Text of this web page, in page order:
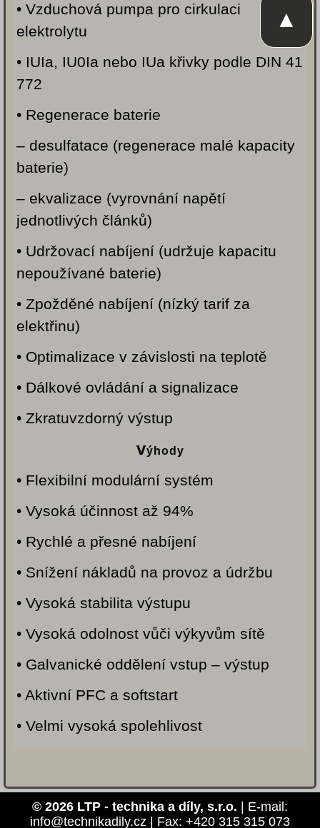
• Vzduchová pumpa pro cirkulaci
elektrolytu
• IUIa, IU0Ia nebo IUa křivky podle DIN 41
772
• Regenerace baterie
– desulfatace (regenerace malé kapacity
baterie)
– ekvalizace (vyrovnání napětí
jednotlivých článků)
• Udržovací nabíjení (udržuje kapacitu
nepoužívané baterie)
• Zpožděné nabíjení (nízký tarif za
elektřinu)
• Optimalizace v závislosti na teplotě
• Dálkové ovládání a signalizace
• Zkratuvzdorný výstup
výhody
• Flexibilní modulární systém
• Vysoká účinnost až 94%
• Rychlé a přesné nabíjení
• Snížení nákladů na provoz a údržbu
• Vysoká stabilita výstupu
• Vysoká odolnost vůči výkyvům sítě
• Galvanické oddělení vstup – výstup
• Aktivní PFC a softstart
• Velmi vysoká spolehlivost
© 2026 LTP - technika a díly, s.r.o. | E-mail:
info@technikadily.cz | Fax: +420 315 315 073
▲